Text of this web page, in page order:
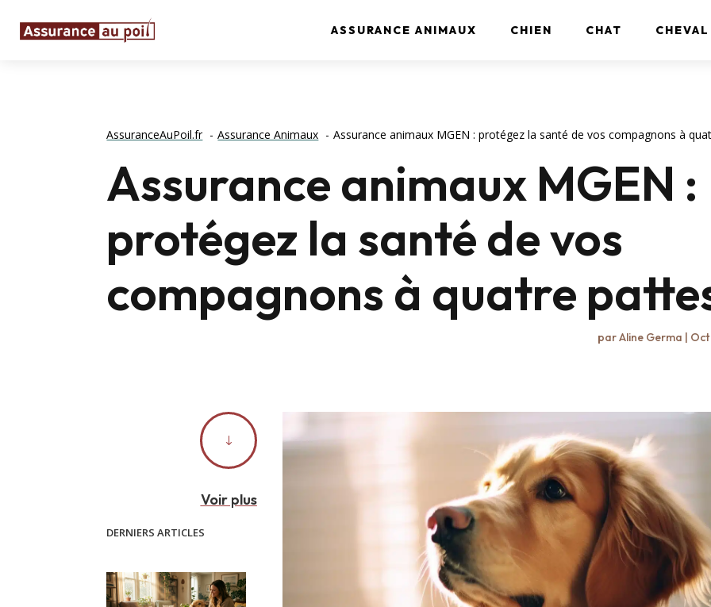
ASSURANCE ANIMAUX CHIEN CHAT CHEVAL
AssuranceAuPoil.fr Assurance Animaux Assurance animaux MGEN : protégez la santé de vos compagnons à
Assurance animaux MGEN :
protégez la santé de vos
compagnons à quatre
parAline Germa |
"
Voir plus
DERNIERS ARTICLES